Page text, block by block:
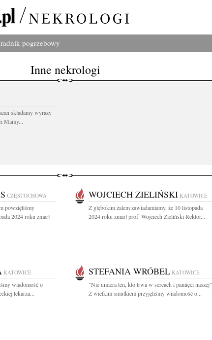
pogrzebowy
Inne nekrologi
składamy wyrazy
Mamy...
CZĘSTOCHOWA
powzięliśmy
2024 roku zmarł
WOJCIECH ZIELIŃSKI KATOWICE
Z głębokim żalem zawiadamiamy, że 10 listopada
2024 roku zmarł prof. Wojciech Zieliński Rektor...
KATOWICE
wiadomość o
lekarza...
STEFANIA WRÓBEL KATOWICE
"Nie umiera ten, kto trwa w sercach i pamięci naszej"
Z wielkim smutkiem przyjęliśmy wiadomość o...